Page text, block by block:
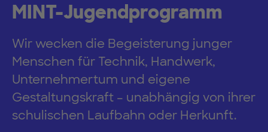
MINT-Jugendprogramm
Wir wecken die Begeisterung junger
Menschen für Technik, Handwerk,
Unternehmertum und eigene
Gestaltungskraft – unabhängig von ihrer
schulischen Laufbahn oder Herkunft.